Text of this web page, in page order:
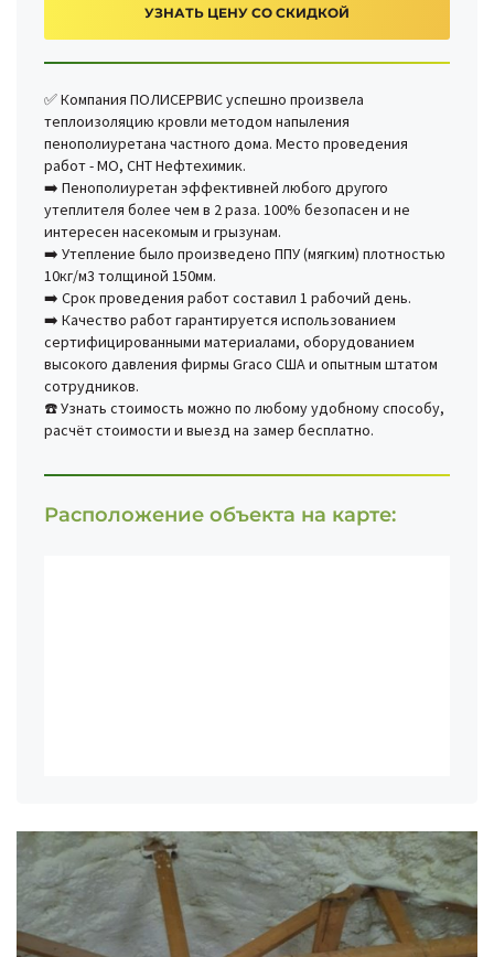
УЗНАТЬ ЦЕНУ СО СКИДКОЙ
✅ Компания ПОЛИСЕРВИС успешно произвела
теплоизоляцию кровли методом напыления
пенополиуретана частного дома. Место проведения
работ - МО, СНТ Нефтехимик.
➡️ Пенополиуретан эффективней любого другого
утеплителя более чем в 2 раза. 100% безопасен и не
интересен насекомым и грызунам.
➡️ Утепление было произведено ППУ (мягким) плотностью
10кг/м3 толщиной 150мм.
➡️ Срок проведения работ составил 1 рабочий день.
➡️ Качество работ гарантируется использованием
сертифицированными материалами, оборудованием
высокого давления фирмы Graco США и опытным штатом
сотрудников.
☎️ Узнать стоимость можно по любому удобному способу,
расчёт стоимости и выезд на замер бесплатно.
Расположение объекта на карте: